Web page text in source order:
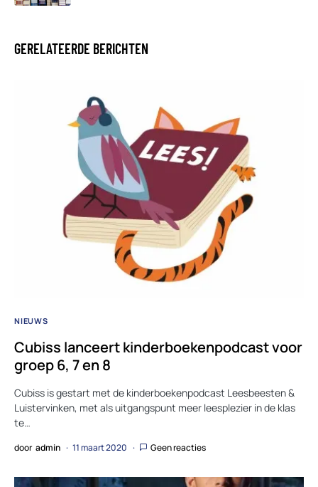
GERELATEERDE BERICHTEN
NIEUWS
Cubiss lanceert kinderboekenpodcast voor
groep 6, 7 en 8
Cubiss is gestart met de kinderboekenpodcast Leesbeesten &
Luistervinken, met als uitgangspunt meer leesplezier in de klas
te…
door admin 11 maart 2020 Geen reacties